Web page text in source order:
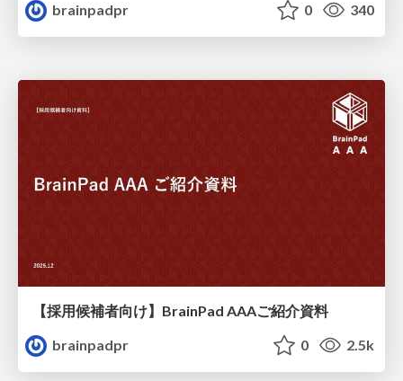
brainpadpr
0 340
【採用候補者向け】BrainPad AAAご紹介資料
brainpadpr
0 2.5k